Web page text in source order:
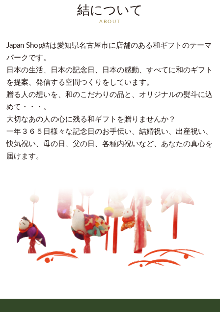
結について
ABOUT
Japan Shop結は愛知県名古屋市に店舗のある和ギフトのテーマ
パークです。
日本の生活、日本の記念日、日本の感動、すべてに和のギフト
を提案、発信する空間つくりをしています。
贈る人の想いを、和のこだわりの品と、オリジナルの熨斗に込
めて・・・。
大切なあの人の心に残る和ギフトを贈りませんか？
一年３６５日様々な記念日のお手伝い、結婚祝い、出産祝い、
快気祝い、母の日、父の日、各種内祝いなど、あなたの真心を
届けます。